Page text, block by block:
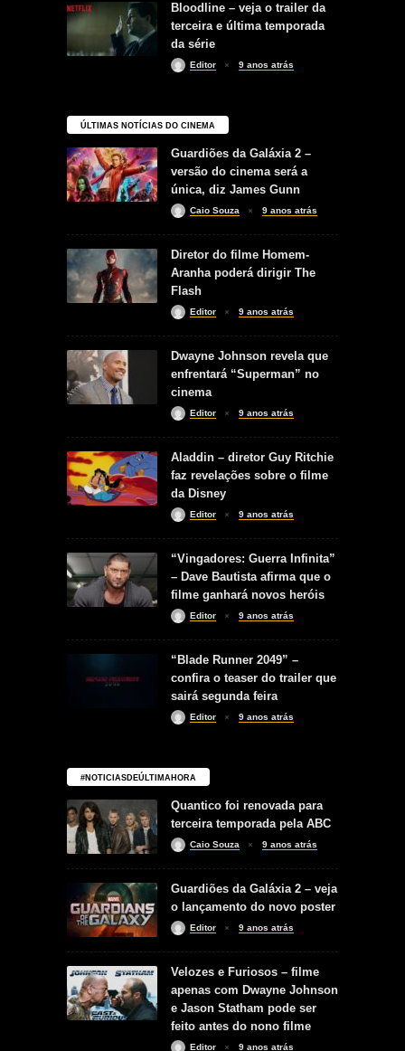
Bloodline – veja o trailer da
terceira e última temporada
da série
Editor 9 anos atrás
ÚLTIMAS NOTÍCIAS DO CINEMA
Guardiões da Galáxia 2 –
versão do cinema será a
única, diz James Gunn
Caio Souza 9 anos atrás
Diretor do filme Homem-
Aranha poderá dirigir The
Flash
Editor 9 anos atrás
Dwayne Johnson revela que
enfrentará “Superman” no
cinema
Editor 9 anos atrás
Aladdin – diretor Guy Ritchie
faz revelações sobre o filme
da Disney
Editor 9 anos atrás
“Vingadores: Guerra Infinita”
– Dave Bautista afirma que o
filme ganhará novos heróis
Editor 9 anos atrás
“Blade Runner 2049” –
confira o teaser do trailer que
sairá segunda feira
Editor 9 anos atrás
#NOTICIASDEÚLTIMAHORA
Quantico foi renovada para
terceira temporada pela ABC
Caio Souza 9 anos atrás
Guardiões da Galáxia 2 – veja
o lançamento do novo poster
Editor 9 anos atrás
Velozes e Furiosos – filme
apenas com Dwayne Johnson
e Jason Statham pode ser
feito antes do nono filme
Editor 9 anos atrás